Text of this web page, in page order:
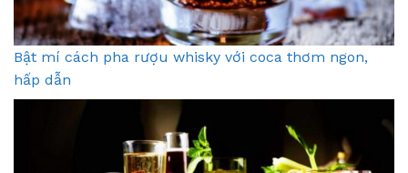
Bật mí cách pha rượu whisky với coca thơm ngon,
hấp dẫn